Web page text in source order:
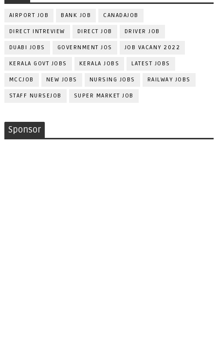
AIRPORT JOB BANK JOB CANADAJOB
DIRECT INTREVIEW DIRECT JOB DRIVER JOB
DUABI JOBS GOVERNMENT JOS JOB VACANY 2022
KERALA GOVT JOBS KERALA JOBS LATEST JOBS
MCCJOB NEW JOBS NURSING JOBS RAILWAY JOBS
STAFF NURSEJOB SUPER MARKET JOB
Sponsor